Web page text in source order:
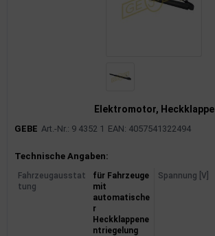
Elektromotor, Heckklappe
GEBE Art.-Nr.: 9 4352 1 EAN: 4057541322494
Produktinformationen
Technische Angaben:
Fahrzeugausstat
tung
für Fahrzeuge
mit
automatische
r
Heckklappene
ntriegelung
Spannung [V]